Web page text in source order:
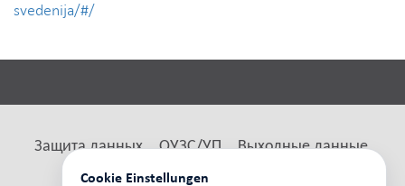
svedenija/#/
Защита данных ОУЗС/УП
Выходные данные
Cookie Einstellungen